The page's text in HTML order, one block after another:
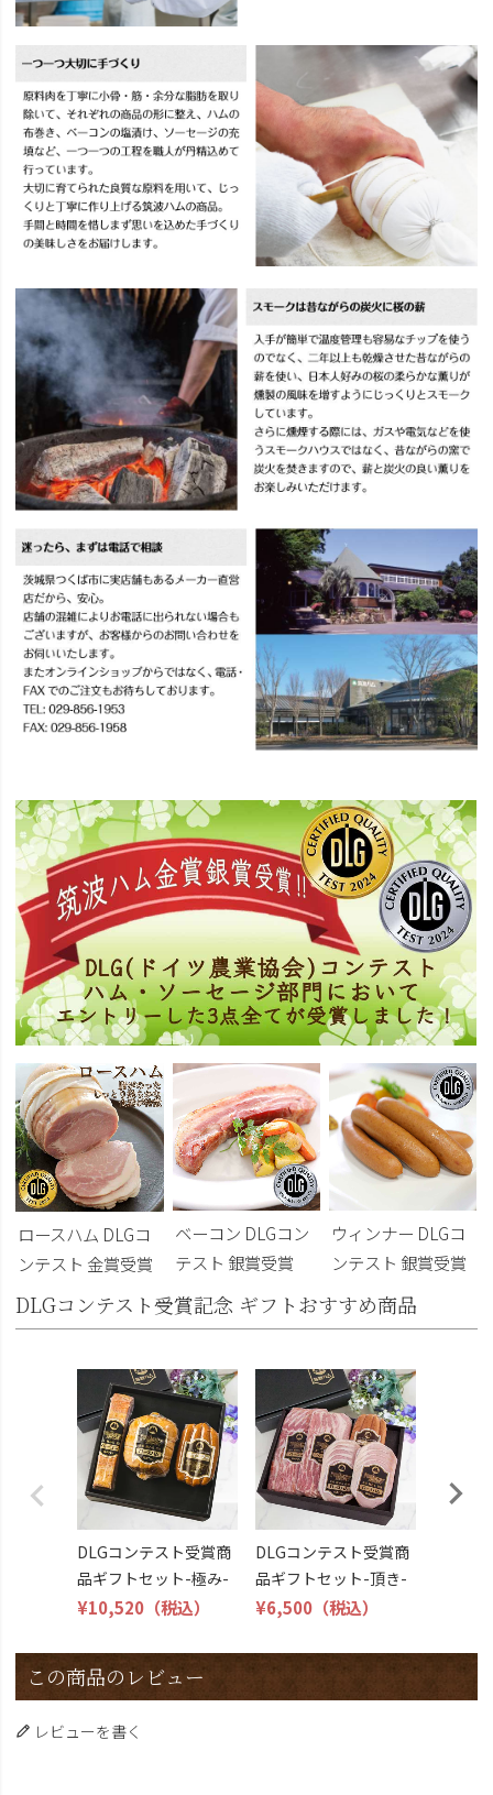
ロースハム DLGコ
ンテスト 金賞受賞
ベーコン DLGコン
テスト 銀賞受賞
ウィンナー DLGコ
ンテスト 銀賞受賞
DLGコンテスト受賞記念 ギフトおすすめ商品
DLGコンテスト受賞商
品ギフトセット-極み-
¥10,520 （税込）
DLGコンテスト受賞商
品ギフトセット-頂き-
¥6,500 （税込）
この商品のレビュー
レビューを書く